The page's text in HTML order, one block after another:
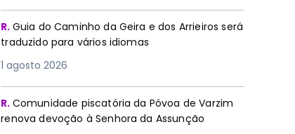
R. Guia do Caminho da Geira e dos Arrieiros será
traduzido para vários idiomas
1 agosto 2026
R. Comunidade piscatória da Póvoa de Varzim
renova devoção à Senhora da Assunção